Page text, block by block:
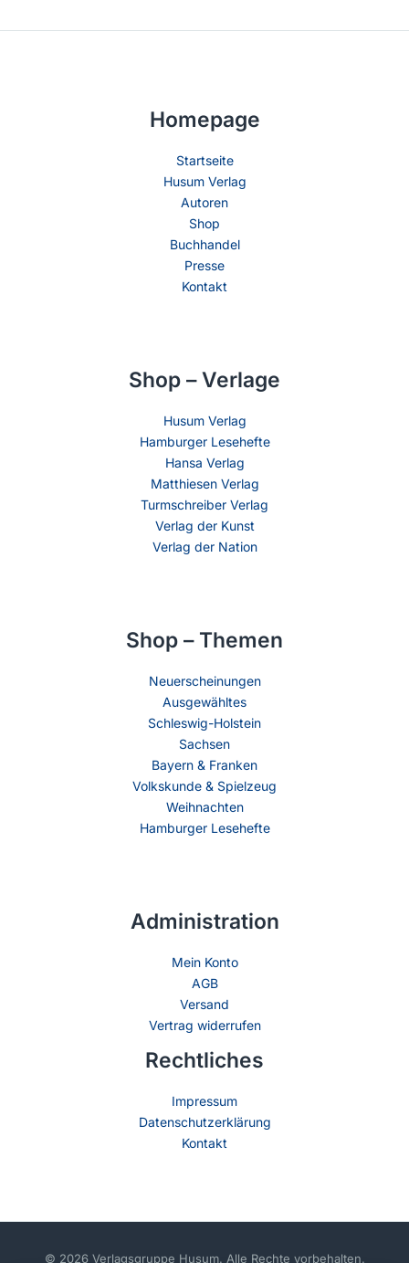
Homepage
Startseite
Husum Verlag
Autoren
Shop
Buchhandel
Presse
Kontakt
Shop – Verlage
Husum Verlag
Hamburger Lesehefte
Hansa Verlag
Matthiesen Verlag
Turmschreiber Verlag
Verlag der Kunst
Verlag der Nation
Shop – Themen
Neuerscheinungen
Ausgewähltes
Schleswig-Holstein
Sachsen
Bayern & Franken
Volkskunde & Spielzeug
Weihnachten
Hamburger Lesehefte
Administration
Mein Konto
AGB
Versand
Vertrag widerrufen
Rechtliches
Impressum
Datenschutzerklärung
Kontakt
© 2026 Verlagsgruppe Husum. Alle Rechte vorbehalten.